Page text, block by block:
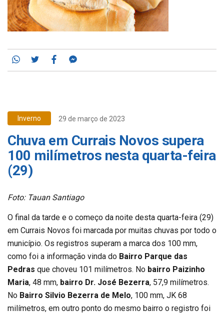
Whatsapp
TwitterFacebook
Inverno 29 de março de 2023
Chuva em Currais Novos supera
100 milímetros nesta quarta-feira
(29)
Foto: Tauan Santiago
O final da tarde e o começo da noite desta quarta-feira (29)
em Currais Novos foi marcada por muitas chuvas por todo o
município. Os registros superam a marca dos 100 mm,
como foi a informação vinda do Bairro Parque das
Pedras que choveu 101 milímetros. No bairro Paizinho
Maria, 48 mm, bairro Dr. José Bezerra, 57,9 milímetros.
No Bairro Silvio Bezerra de Melo, 100 mm, JK 68
milímetros, em outro ponto do mesmo bairro o registro foi